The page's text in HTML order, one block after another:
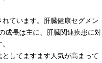
ています。肝臓健康セグメン
成長は主に、肝臓関連疾患に対
してますます人気が高まって